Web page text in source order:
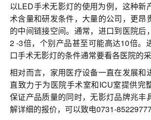
以LED手术无影灯的使用为例，这种新
术含量和研发条件，大量的公司，更昂
的中间链接空间。通常，进口到医院后
2 -3倍，个别产品甚至可能高达10倍。
口手术无影灯的条件通常要看各医院的采
相对而言，家用医疗设备一直在发展和
直致力于为医院手术室和ICU室提供完
保证产品质量的同时，无影灯品牌兆丰
解详细的报价，可以致电0731-